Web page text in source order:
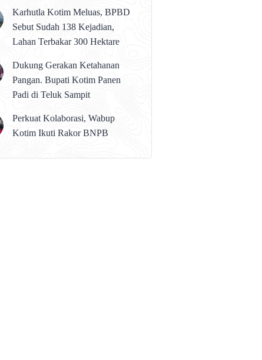
Karhutla Kotim Meluas, BPBD
Sebut Sudah 138 Kejadian,
Lahan Terbakar 300 Hektare
Dukung Gerakan Ketahanan
Pangan. Bupati Kotim Panen
Padi di Teluk Sampit
Perkuat Kolaborasi, Wabup
Kotim Ikuti Rakor BNPB